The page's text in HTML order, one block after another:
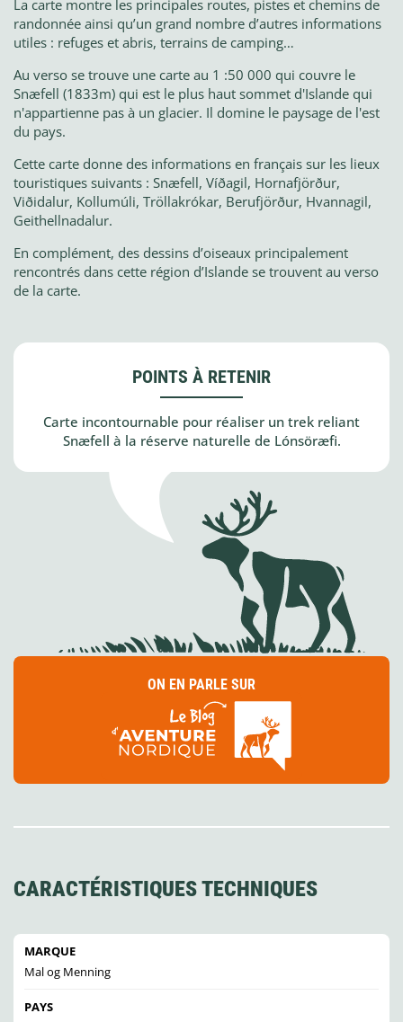
La carte montre les principales routes, pistes et chemins de
randonnée ainsi qu’un grand nombre d’autres informations
utiles : refuges et abris, terrains de camping…
Au verso se trouve une carte au 1 :50 000 qui couvre le
Snæfell (1833m) qui est le plus haut sommet d'Islande qui
n'appartienne pas à un glacier. Il domine le paysage de l'est
du pays.
Cette carte donne des informations en français sur les lieux
touristiques suivants : Snæfell, Víðagil, Hornafjörður,
Viðidalur, Kollumúli, Tröllakrókar, Berufjörður, Hvannagil,
Geithellnadalur.
En complément, des dessins d’oiseaux principalement
rencontrés dans cette région d’Islande se trouvent au verso
de la carte.
POINTS À RETENIR
Carte incontournable pour réaliser un trek reliant
Snæfell à la réserve naturelle de Lónsöræfi.
ON EN PARLE SUR
CARACTÉRISTIQUES TECHNIQUES
MARQUE
Mal og Menning
PAYS